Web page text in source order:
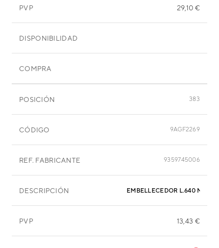
PVP 29,10 €
DISPONIBILIDAD
COMPRA
POSICIÓN 383
CÓDIGO 9AGF2269
REF. FABRICANTE 9359745006
DESCRIPCIÓN EMBELLECEDOR L.640 MM
PVP 13,43 €